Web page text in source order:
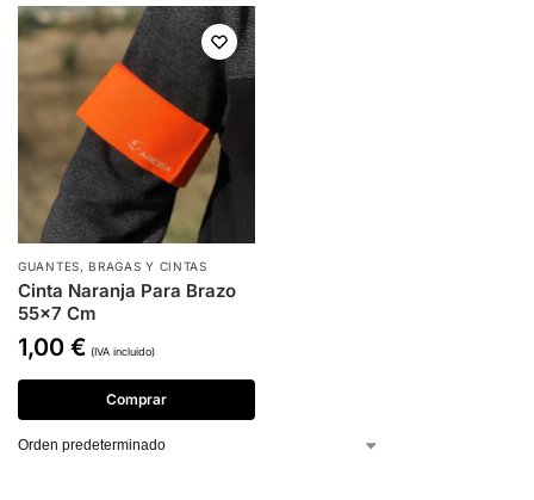
GUANTES, BRAGAS Y CINTAS
Cinta Naranja Para Brazo
55×7 Cm
1,00 € (IVA incluido)
Comprar